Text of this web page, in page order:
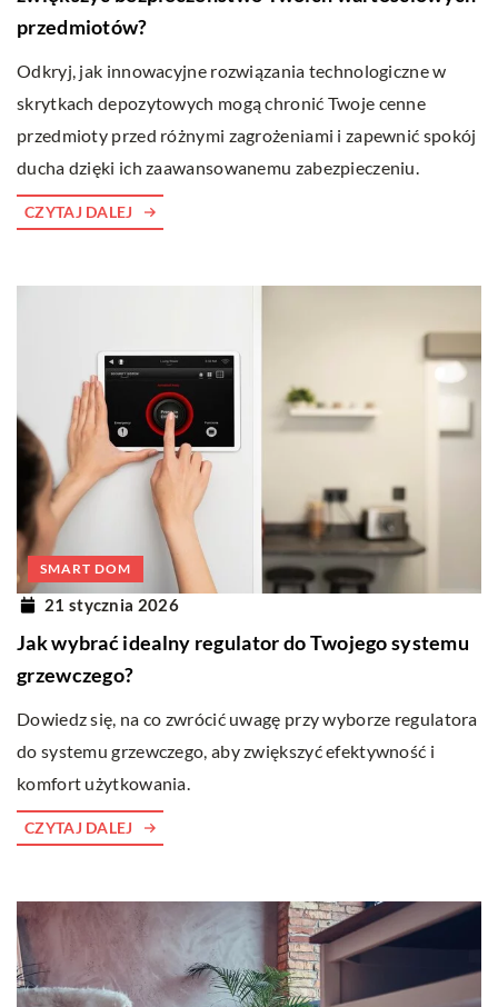
przedmiotów?
Odkryj, jak innowacyjne rozwiązania technologiczne w
skrytkach depozytowych mogą chronić Twoje cenne
przedmioty przed różnymi zagrożeniami i zapewnić spokój
ducha dzięki ich zaawansowanemu zabezpieczeniu.
CZYTAJ DALEJ
SMART DOM
21 stycznia 2026
Jak wybrać idealny regulator do Twojego systemu
grzewczego?
Dowiedz się, na co zwrócić uwagę przy wyborze regulatora
do systemu grzewczego, aby zwiększyć efektywność i
komfort użytkowania.
CZYTAJ DALEJ